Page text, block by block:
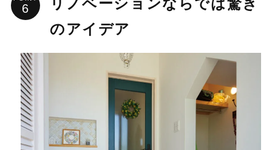
リノベーションならでは驚き
のアイデア